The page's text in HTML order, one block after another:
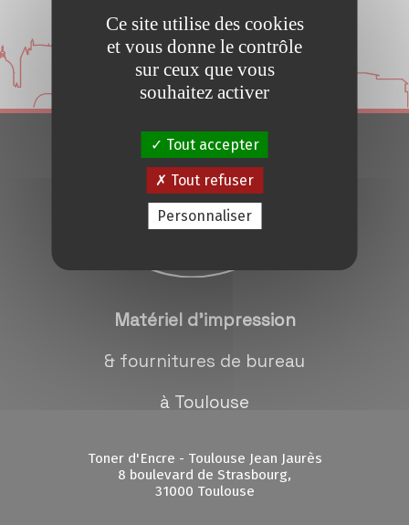
Conseils et Astuces
Devis en 24H
Notre métier
Contact/magasins
Matériel d'impression
& fournitures de bureau
à Toulouse
Toner d'Encre - Toulouse Jean Jaurès
8 boulevard de Strasbourg,
31000 Toulouse
Ce site utilise des cookies
et vous donne le contrôle
sur ceux que vous
souhaitez activer
Tout accepter
Tout refuser
Personnaliser